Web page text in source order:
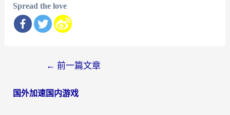
Spread the love
导
← 前一篇文章
国外加速国内游戏